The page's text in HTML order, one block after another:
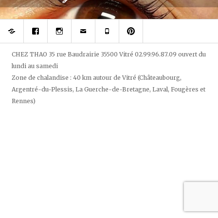
RéserverRejoignez
votre
ongulaire
sur
Facebook
Suivez
votre
du
regard
ongles
sur
Instagram
Contacter
Chez
Téléphonez
Chez
Thao
Epinglez
Chez
salon
de
pininterest
CHEZ THAO 35 rue Baudrairie 35500 Vitré 02.99.96.87.09 ouvert du
lundi au samedi
Zone de chalandise : 40 km autour de Vitré (Châteaubourg,
Argentré-du-Plessis, La Guerche-de-Bretagne, Laval, Fougères et
Rennes)